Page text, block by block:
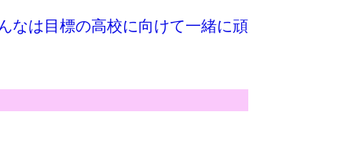
なは目標の高校に向けて一緒に頑